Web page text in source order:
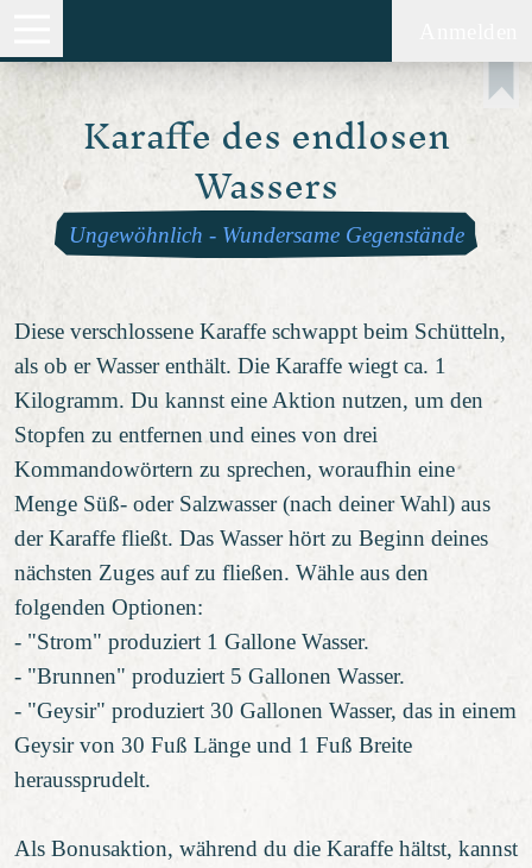
Karaffe des endlosen
Wassers
Ungewöhnlich - Wundersame Gegenstände
Diese verschlossene Karaffe schwappt beim Schütteln,
als ob er Wasser enthält. Die Karaffe wiegt ca. 1
Kilogramm. Du kannst eine Aktion nutzen, um den
Stopfen zu entfernen und eines von drei
Kommandowörtern zu sprechen, woraufhin eine
Menge Süß- oder Salzwasser (nach deiner Wahl) aus
der Karaffe fließt. Das Wasser hört zu Beginn deines
nächsten Zuges auf zu fließen. Wähle aus den
folgenden Optionen:
- "Strom" produziert 1 Gallone Wasser.
- "Brunnen" produziert 5 Gallonen Wasser.
- "Geysir" produziert 30 Gallonen Wasser, das in einem
Geysir von 30 Fuß Länge und 1 Fuß Breite
heraussprudelt.
Als Bonusaktion, während du die Karaffe hältst, kannst